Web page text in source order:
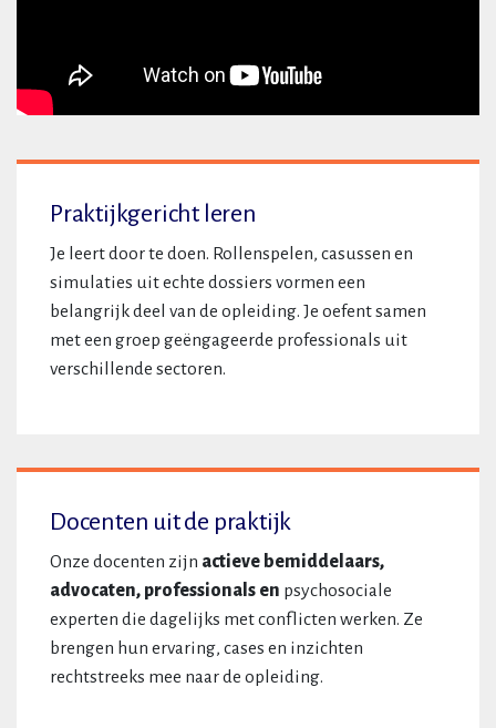
Praktijkgericht leren
Je leert door te doen. Rollenspelen, casussen en
simulaties uit echte dossiers vormen een
belangrijk deel van de opleiding. Je oefent samen
met een groep geëngageerde professionals uit
verschillende sectoren.
Docenten uit de praktijk
Onze docenten zijn actieve bemiddelaars,
advocaten, professionals en psychosociale
experten die dagelijks met conflicten werken. Ze
brengen hun ervaring, cases en inzichten
rechtstreeks mee naar de opleiding.